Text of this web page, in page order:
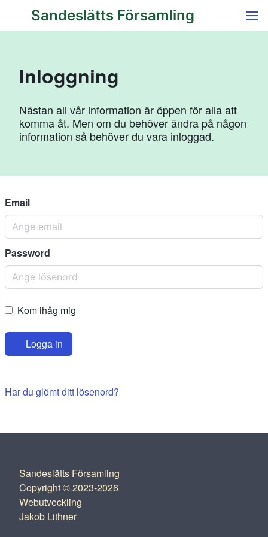
Sandeslätts Församling
Inloggning
Nästan all vår information är öppen för alla att
komma åt. Men om du behöver ändra på någon
information så behöver du vara inloggad.
Email
Password
Kom ihåg mig
Logga in
Har du glömt ditt lösenord?
Sandeslätts Församling
Copyright © 2023-2026
Webutveckling
Jakob Lithner